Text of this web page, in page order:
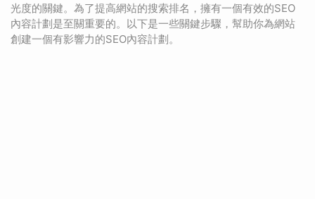
光度的關鍵。為了提高網站的搜索排名，擁有一個有效的SEO
內容計劃是至關重要的。以下是一些關鍵步驟，幫助你為網站
創建一個有影響力的SEO內容計劃。